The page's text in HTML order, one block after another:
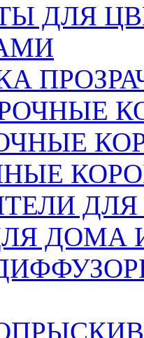
ДЛЯ
ДОМА